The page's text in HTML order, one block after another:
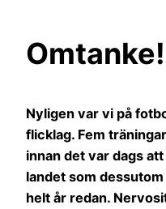
Omtanke!
Nyligen var vi på
flicklag. Fem
innan det var dags
landet som
helt år redan.